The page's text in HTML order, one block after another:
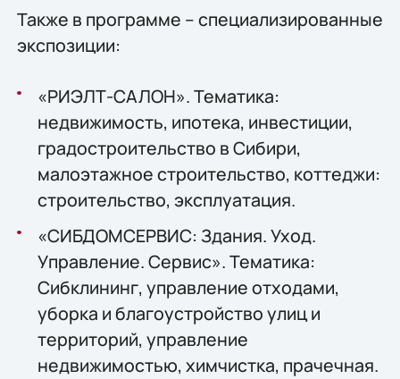
Также в программе – специализированные
экспозиции:
«РИЭЛТ-САЛОН». Тематика:
недвижимость, ипотека, инвестиции,
градостроительство в Сибири,
малоэтажное строительство, коттеджи:
строительство, эксплуатация.
«СИБДОМСЕРВИС: Здания. Уход.
Управление. Сервис». Тематика:
Сибклининг, управление отходами,
уборка и благоустройство улиц и
территорий, управление
недвижимостью, химчистка, прачечная.